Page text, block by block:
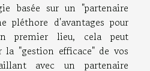
basée sur un "partenaire
pléthore d'avantages pour
premier lieu, cela peut
"gestion efficace" de vos
avec un partenaire